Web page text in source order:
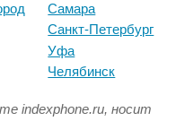
Самара
Санкт-Петербург
Уфа
Челябинск
indexphone.ru, носит